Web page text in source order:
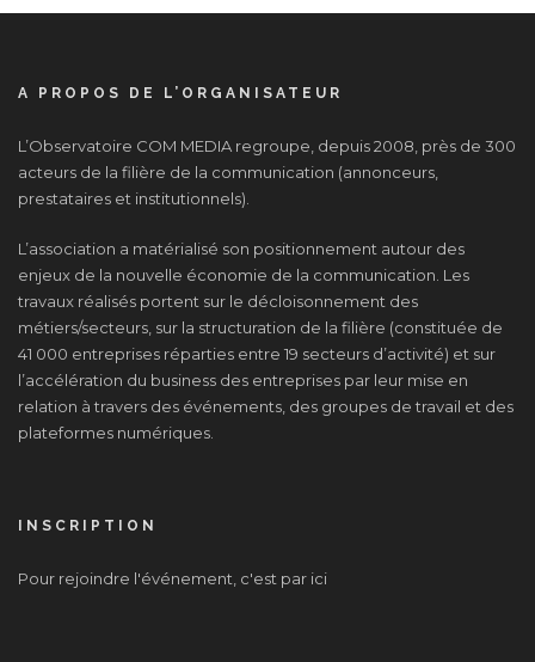
A PROPOS DE L’ORGANISATEUR
L’Observatoire COM MEDIA regroupe, depuis 2008, près de 300
acteurs de la filière de la communication (annonceurs,
prestataires et institutionnels).
L’association a matérialisé son positionnement autour des
enjeux de la nouvelle économie de la communication. Les
travaux réalisés portent sur le décloisonnement des
métiers/secteurs, sur la structuration de la filière (constituée de
41 000 entreprises réparties entre 19 secteurs d’activité) et sur
l’accélération du business des entreprises par leur mise en
relation à travers des événements, des groupes de travail et des
plateformes numériques.
INSCRIPTION
Pour rejoindre l'événement, c'est par ici